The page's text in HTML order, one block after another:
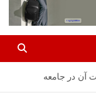
آن در جامعه